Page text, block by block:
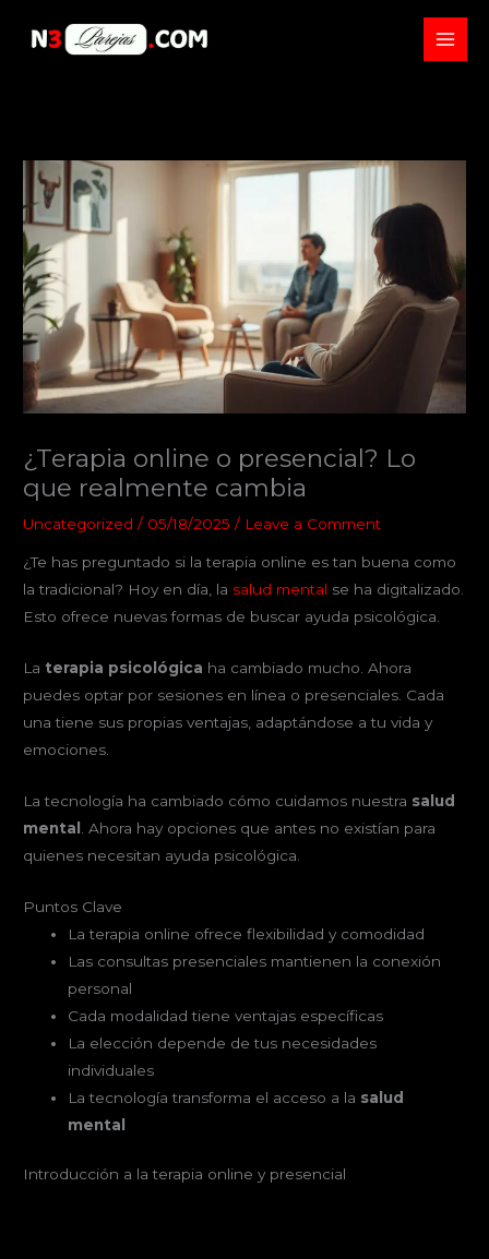
¿Terapia online o presencial? Lo
que realmente cambia
Uncategorized / 05/18/2025/ Leave a Comment
¿Te has preguntado si la terapia online es tan buena como
la tradicional? Hoy en día, la salud mental se ha digitalizado.
Esto ofrece nuevas formas de buscar ayuda psicológica.
La terapia psicológica ha cambiado mucho. Ahora
puedes optar por sesiones en línea o presenciales. Cada
una tiene sus propias ventajas, adaptándose a tu vida y
emociones.
La tecnología ha cambiado cómo cuidamos nuestra salud
mental
. Ahora hay opciones que antes no existían para
quienes necesitan ayuda psicológica.
Puntos Clave
La terapia online ofrece flexibilidad y comodidad
Las consultas presenciales mantienen la conexión
personal
Cada modalidad tiene ventajas específicas
La elección depende de tus necesidades
individuales
La tecnología transforma el acceso a la salud
mental
Introducción a la terapia online y presencial